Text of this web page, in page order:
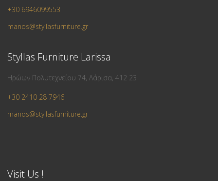
+30 6946099553
manos@styllasfurniture.gr
Styllas Furniture Larissa
Ηρώων Πολυτεχνείου 74, Λάρισα, 412 23
+30 2410 28 7946
manos@styllasfurniture.gr
Visit Us !